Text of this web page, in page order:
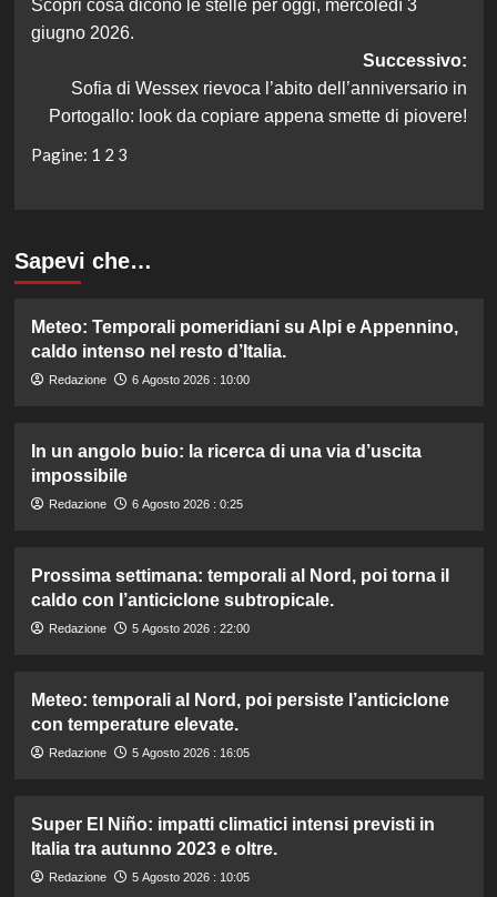
articolo
Scopri cosa dicono le stelle per oggi, mercoledì 3
giugno 2026.
Successivo:
Sofia di Wessex rievoca l’abito dell’anniversario in
Portogallo: look da copiare appena smette di piovere!
Pagine: 1 2 3
Sapevi che…
Meteo: Temporali pomeridiani su Alpi e Appennino,
caldo intenso nel resto d’Italia.
Redazione 6 Agosto 2026 : 10:00
In un angolo buio: la ricerca di una via d’uscita
impossibile
Redazione 6 Agosto 2026 : 0:25
Prossima settimana: temporali al Nord, poi torna il
caldo con l’anticiclone subtropicale.
Redazione 5 Agosto 2026 : 22:00
Meteo: temporali al Nord, poi persiste l’anticiclone
con temperature elevate.
Redazione 5 Agosto 2026 : 16:05
Super El Niño: impatti climatici intensi previsti in
Italia tra autunno 2023 e oltre.
Redazione 5 Agosto 2026 : 10:05